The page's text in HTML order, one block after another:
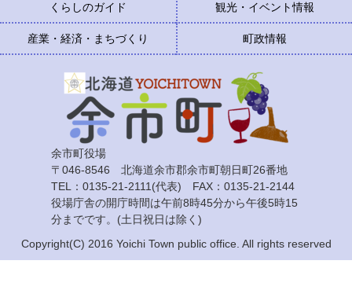
くらしのガイド 観光・イベント情報
産業・経済・まちづくり 町政情報
余市町役場
〒046-8546 北海道余市郡余市町朝日町26番地
TEL：0135-21-2111(代表) FAX：0135-21-2144
役場庁舎の開庁時間は午前8時45分から午後5時15
分までです。(土日祝日は除く)
Copyright(C) 2016 Yoichi Town public office. All rights reserved